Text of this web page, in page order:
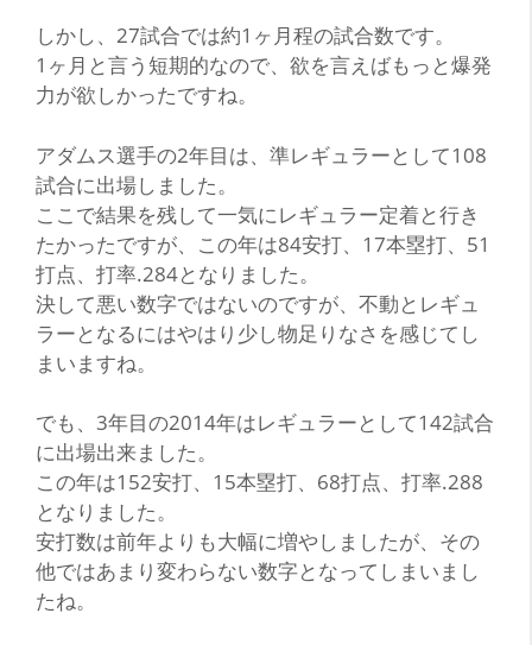
しかし、27試合では約1ヶ月程の試合数です。
1ヶ月と言う短期的なので、欲を言えばもっと爆発
力が欲しかったですね。
アダムス選手の2年目は、準レギュラーとして108
試合に出場しました。
ここで結果を残して一気にレギュラー定着と行き
たかったですが、この年は84安打、17本塁打、51
打点、打率.284となりました。
決して悪い数字ではないのですが、不動とレギュ
ラーとなるにはやはり少し物足りなさを感じてし
まいますね。
でも、3年目の2014年はレギュラーとして142試合
に出場出来ました。
この年は152安打、15本塁打、68打点、打率.288
となりました。
安打数は前年よりも大幅に増やしましたが、その
他ではあまり変わらない数字となってしまいまし
たね。